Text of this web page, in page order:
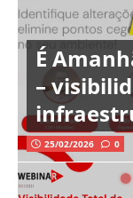
É
–
25/02/2026 0